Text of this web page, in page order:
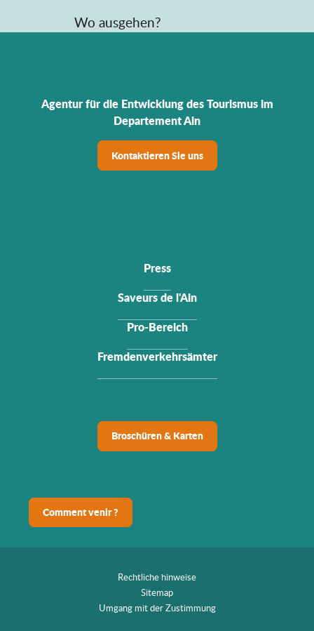
Wo ausgehen?
Agentur für die Entwicklung des Tourismus im
Departement Ain
Kontaktieren Sie uns
Press
Saveurs de l'Ain
Pro-Bereich
Fremdenverkehrsämter
Broschüren & Karten
Comment venir ?
Rechtliche hinweise
Sitemap
Umgang mit der Zustimmung